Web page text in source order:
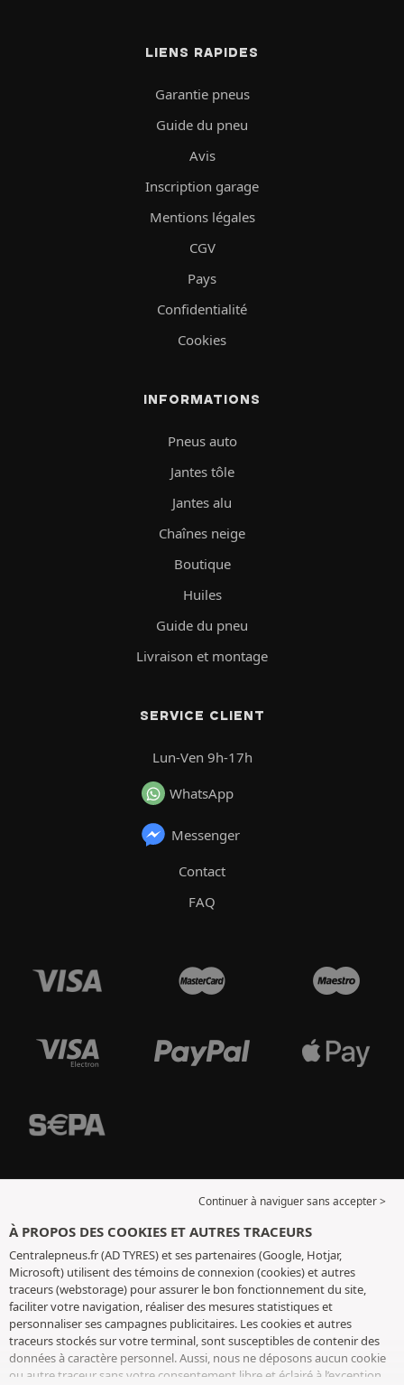
LIENS RAPIDES
Garantie pneus
Guide du pneu
Avis
Inscription garage
Mentions légales
CGV
Pays
Confidentialité
Cookies
INFORMATIONS
Pneus auto
Jantes tôle
Jantes alu
Chaînes neige
Boutique
Huiles
Guide du pneu
Livraison et montage
SERVICE CLIENT
Lun-Ven 9h-17h
WhatsApp
Messenger
Contact
FAQ
Continuer à naviguer sans accepter >
À PROPOS DES COOKIES ET AUTRES TRACEURS
Centralepneus.fr (AD TYRES) et ses partenaires (Google, Hotjar,
Microsoft) utilisent des témoins de connexion (cookies) et autres
traceurs (webstorage) pour assurer le bon fonctionnement du site,
faciliter votre navigation, réaliser des mesures statistiques et
personnaliser ses campagnes publicitaires. Les cookies et autres
traceurs stockés sur votre terminal, sont susceptibles de contenir des
données à caractère personnel. Aussi, nous ne déposons aucun cookie
ou autre traceur sans votre consentement libre et éclairé à l’exception